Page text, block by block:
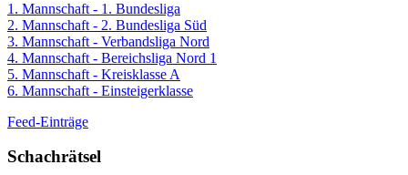
1. Mannschaft - 1. Bundesliga
2. Mannschaft - 2. Bundesliga Süd
3. Mannschaft - Verbandsliga Nord
4. Mannschaft - Bereichsliga Nord 1
5. Mannschaft - Kreisklasse A
6. Mannschaft - Einsteigerklasse
Feed-Einträge
Schachrätsel